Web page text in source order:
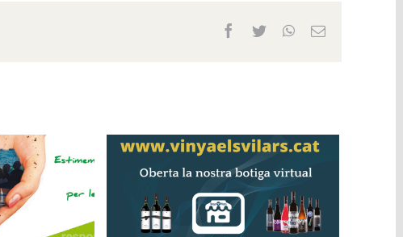
Facebook
TwitterWhatsApp
Email